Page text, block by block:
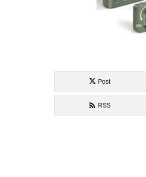
Post
RSS